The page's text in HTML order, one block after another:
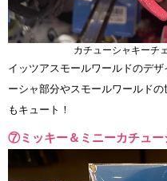
カチューシャキーチ
イッツアスモールワールドのデ
ーシャ部分やスモールワールド
もキュート！
⑦ミッキー＆ミニーカチュー